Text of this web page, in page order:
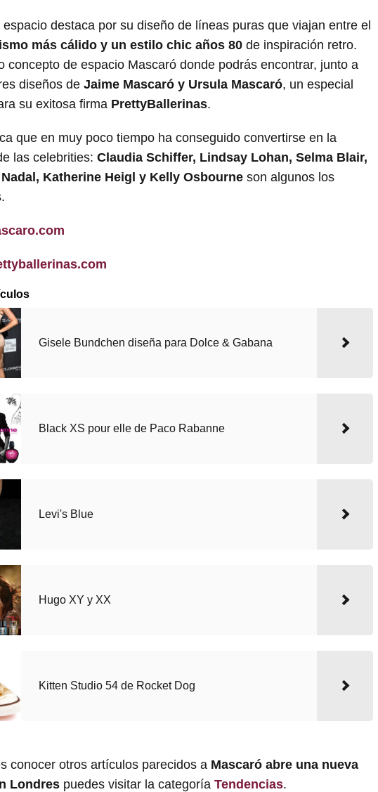
espacio destaca por su diseño de líneas puras que viajan entre el
más cálido y un estilo chic años 80 de inspiración retro.
concepto de espacio Mascaró donde podrás encontrar, junto a
diseños de Jaime Mascaró y Ursula Mascaró, un especial
su exitosa firma PrettyBallerinas.
que en muy poco tiempo ha conseguido convertirse en la
las celebrities: Claudia Schiffer, Lindsay Lohan, Selma Blair,
Katherine Heigl y Kelly Osbourne son algunos los
Gisele Bundchen diseña para Dolce & Gabana
Black XS pour elle de Paco Rabanne
Levi's Blue
Hugo XY y XX
Kitten Studio 54 de Rocket Dog
conocer otros artículos parecidos a Mascaró abre una nueva
Londres puedes visitar la categoría Tendencias.